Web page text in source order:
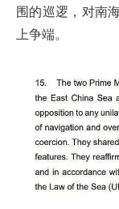
围的巡逻，对南
上争端。